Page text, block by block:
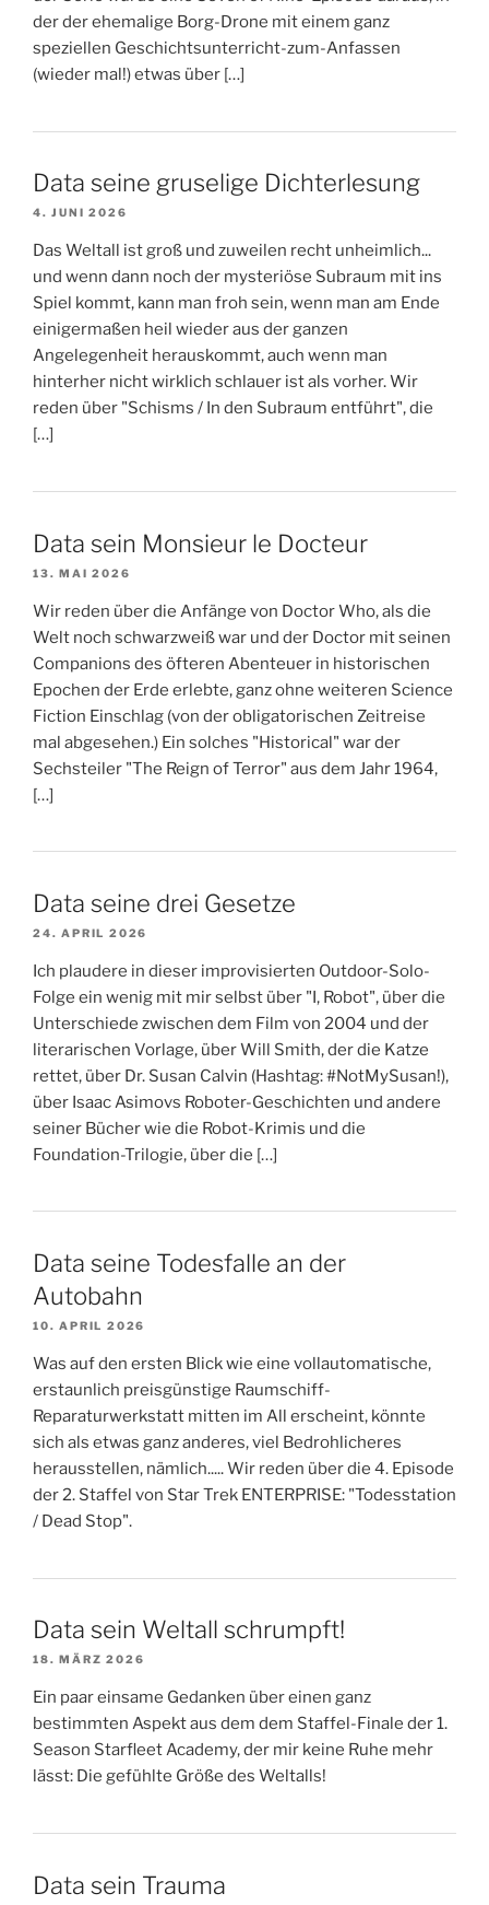
der der ehemalige Borg-Drone mit einem ganz
speziellen Geschichtsunterricht-zum-Anfassen
(wieder mal!) etwas über […]
Data seine gruselige Dichterlesung
4. JUNI 2026
Das Weltall ist groß und zuweilen recht unheimlich...
und wenn dann noch der mysteriöse Subraum mit ins
Spiel kommt, kann man froh sein, wenn man am Ende
einigermaßen heil wieder aus der ganzen
Angelegenheit herauskommt, auch wenn man
hinterher nicht wirklich schlauer ist als vorher. Wir
reden über "Schisms / In den Subraum entführt", die
[…]
Data sein Monsieur le Docteur
13. MAI 2026
Wir reden über die Anfänge von Doctor Who, als die
Welt noch schwarzweiß war und der Doctor mit seinen
Companions des öfteren Abenteuer in historischen
Epochen der Erde erlebte, ganz ohne weiteren Science
Fiction Einschlag (von der obligatorischen Zeitreise
mal abgesehen.) Ein solches "Historical" war der
Sechsteiler "The Reign of Terror" aus dem Jahr 1964,
[…]
Data seine drei Gesetze
24. APRIL 2026
Ich plaudere in dieser improvisierten Outdoor-Solo-
Folge ein wenig mit mir selbst über "I, Robot", über die
Unterschiede zwischen dem Film von 2004 und der
literarischen Vorlage, über Will Smith, der die Katze
rettet, über Dr. Susan Calvin (Hashtag: #NotMySusan!),
über Isaac Asimovs Roboter-Geschichten und andere
seiner Bücher wie die Robot-Krimis und die
Foundation-Trilogie, über die […]
Data seine Todesfalle an der
Autobahn
10. APRIL 2026
Was auf den ersten Blick wie eine vollautomatische,
erstaunlich preisgünstige Raumschiff-
Reparaturwerkstatt mitten im All erscheint, könnte
sich als etwas ganz anderes, viel Bedrohlicheres
herausstellen, nämlich..... Wir reden über die 4. Episode
der 2. Staffel von Star Trek ENTERPRISE: "Todesstation
/ Dead Stop".
Data sein Weltall schrumpft!
18. MÄRZ 2026
Ein paar einsame Gedanken über einen ganz
bestimmten Aspekt aus dem dem Staffel-Finale der 1.
Season Starfleet Academy, der mir keine Ruhe mehr
lässt: Die gefühlte Größe des Weltalls!
Data sein Trauma